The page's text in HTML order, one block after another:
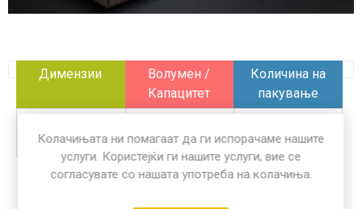
Димензии
Волумен /
Капацитет
Количина на
пакување
Колачињата ни помагаат да ги испорачаме нашите
услуги. Користејќи ги нашите услуги, вие се
согласувате со нашата употреба на колачиња.